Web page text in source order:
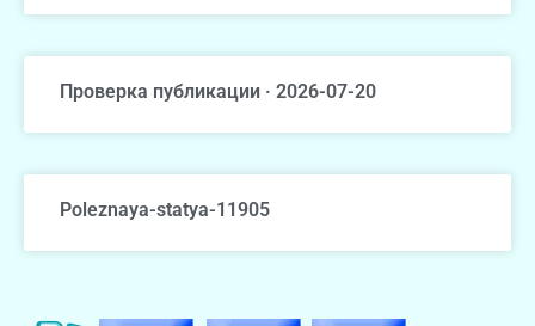
Проверка публикации · 2026-07-20
Poleznaya-statya-11905